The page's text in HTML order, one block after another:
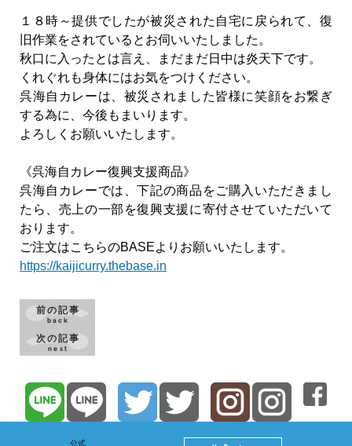
１８時～提供でしたが被災された自宅に戻られて、復
旧作業をされているとお伺いいたしました。
秋口に入ったとは言え、まだまだ日中は炎天下です。
くれぐれも身体にはお気をつけください。
呉海自カレーは、被災されました皆様に笑顔をお繋ぎ
する為に、今後もまいります。
よろしくお願いいたします。
《呉海自カレー復興支援商品》
呉海自カレーでは、下記の商品をご購入いただきまし
たら、売上の一部を復興支援に寄付させていただいて
おります。
ご注文はこちらのBASEよりお願いいたします。
https://kaijicurry.thebase.in
前の記事
back
次の記事
next
公式